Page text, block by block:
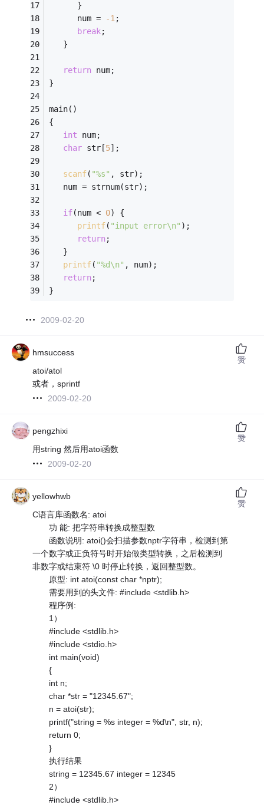
      }
      num =
-1 ;
break;
   }
return num;
}
main()
{
int num;
char str[5];
scanf( "%s" , str);
   num = strnum(str);
if(num < 0) {
printf( "input error\n" );
return;
   }
printf( "%d\n" , num);
return;
}
2009-02-20
hmsuccess
atoi/atol
或者，sprintf
2009-02-20
赞
pengzhixi
用string 然后用atoi函数
2009-02-20
赞
yellowhwb
C语言库函数名: atoi
功 能: 把字符串转换成整型数
函数说明: atoi()会扫描参数nptr字符串，检测到第
一个数字或正负符号时开始做类型转换，之后检测到
非数字或结束符 \0 时停止转换，返回整型数。
原型: int atoi(const char *nptr);
需要用到的头文件: #include <stdlib.h>
程序例:
1）
#include <stdlib.h>
#include <stdio.h>
int main(void)
{
int n;
char *str = "12345.67";
n = atoi(str);
printf("string = %s integer = %d\n", str, n);
return 0;
}
执行结果
string = 12345.67 integer = 12345
2）
#include <stdlib.h>
赞